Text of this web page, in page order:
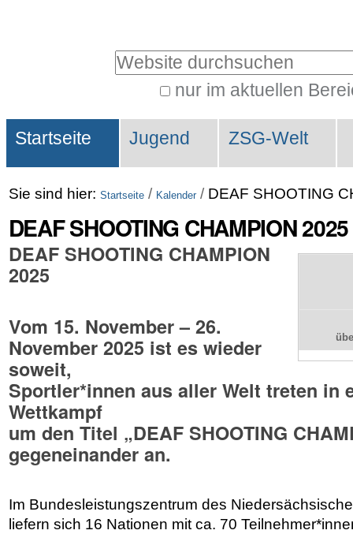
Direkt
zur
Navigation
Website durchsuchen
nur im aktuellen
Suche…
Sektionen
Startseite Jugend ZSG-Welt
Sie sind hier: Startseite / Kalender / DEAF SHOOTING
DEAF SHOOTING CHAMPION 2025
DEAF SHOOTING CHAMPION
2025
Vom 15. November – 26.
November 2025 ist es wieder
soweit,
Sportler*innen aus aller Welt treten in
Wettkampf
um den Titel „DEAF SHOOTING
gegeneinander an.
Im Bundesleistungszentrum des
liefern sich 16 Nationen mit ca. 70